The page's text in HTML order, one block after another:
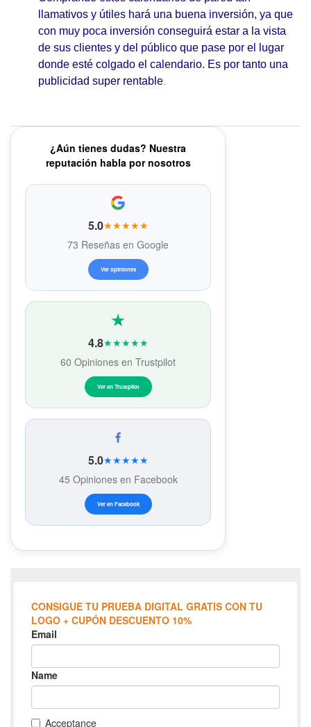
llamativos y útiles hará una buena inversión, ya que
con muy poca inversión conseguirá estar a la vista
de sus clientes y del público que pase por el lugar
donde esté colgado el calendario. Es por tanto una
publicidad super rentable.
¿Aún tienes dudas? Nuestra
reputación habla por nosotros
5.0★★★★★
73 Reseñas en Google
Ver opiniones
4.8★★★★★
60 Opiniones en Trustpilot
Ver en Trustpilot
5.0★★★★★
45 Opiniones en Facebook
Ver en Facebook